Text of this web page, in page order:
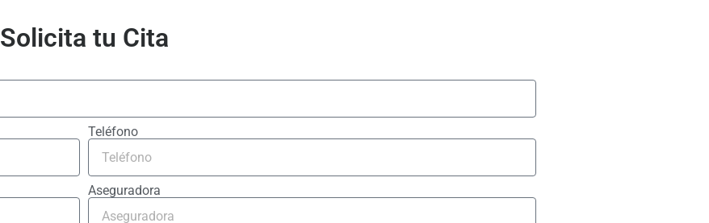
Solicita tu Cita
Teléfono
Aseguradora